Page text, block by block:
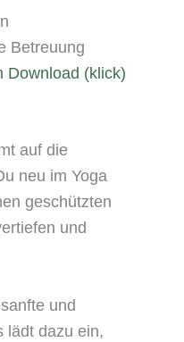
Betreuung
Download (klick)
auf die
neu im Yoga
geschützten
und
und
lädt dazu ein,